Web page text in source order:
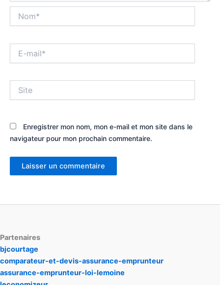
mail*
Enregistrer mon nom, mon e-mail et mon site dans le
navigateur pour mon prochain commentaire.
Partenaires
bjcourtage
comparateur-et-devis-assurance-emprunteur
assurance-emprunteur-loi-lemoine